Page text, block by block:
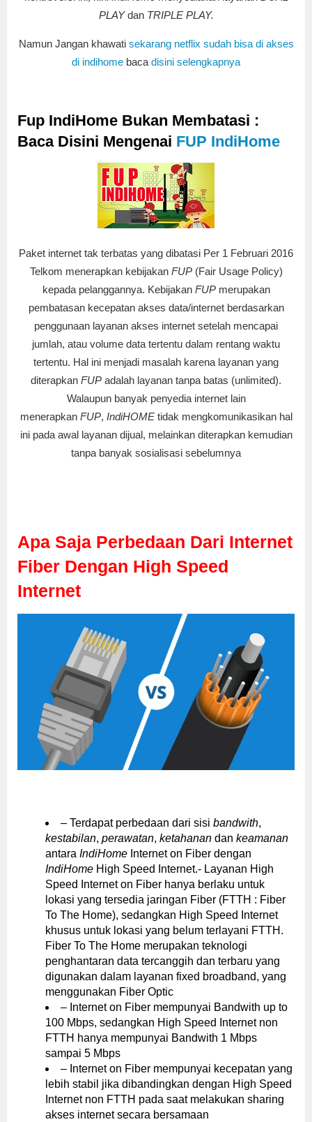
PLAYdan TRIPLE PLAY.
Namun Jangan khawati sekarang netflix sudah bisa di akses
di indihome baca disini selengkapnya
Fup IndiHome Bukan Membatasi :
Baca Disini Mengenai FUP IndiHome
Paket internet tak terbatas yang dibatasi Per 1 Februari 2016
Telkom menerapkan kebijakan FUP(Fair Usage Policy)
kepada pelanggannya. Kebijakan FUPmerupakan
pembatasan kecepatan akses data/internet berdasarkan
penggunaan layanan akses internet setelah mencapai
jumlah, atau volume data tertentu dalam rentang waktu
tertentu. Hal ini menjadi masalah karena layanan yang
diterapkan FUP adalah layanan tanpa batas (unlimited).
Walaupun banyak penyedia internet lain
menerapkan FUP, IndiHOMEtidak mengkomunikasikan hal
ini pada awal layanan dijual, melainkan diterapkan kemudian
tanpa banyak sosialisasi sebelumnya
Apa Saja Perbedaan Dari Internet
Fiber Dengan High Speed
Internet
– Terdapat perbedaan dari sisi bandwith,
kestabilan, perawatan, ketahanan dan keamanan
antara IndiHome Internet on Fiber dengan
IndiHome High Speed Internet.- Layanan High
Speed Internet on Fiber hanya berlaku untuk
lokasi yang tersedia jaringan Fiber (FTTH : Fiber
To The Home), sedangkan High Speed Internet
khusus untuk lokasi yang belum terlayani FTTH.
Fiber To The Home merupakan teknologi
penghantaran data tercanggih dan terbaru yang
digunakan dalam layanan fixed broadband, yang
menggunakan Fiber Optic
– Internet on Fiber mempunyai Bandwith up to
100 Mbps, sedangkan High Speed Internet non
FTTH hanya mempunyai Bandwith 1 Mbps
sampai 5 Mbps
– Internet on Fiber mempunyai kecepatan yang
lebih stabil jika dibandingkan dengan High Speed
Internet non FTTH pada saat melakukan sharing
akses internet secara bersamaan